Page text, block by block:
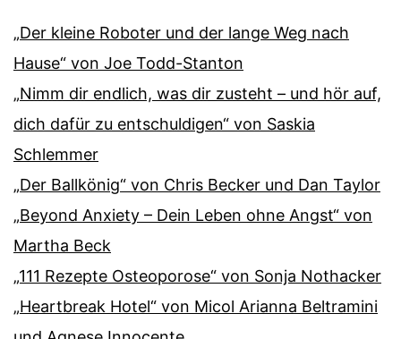
„Der kleine Roboter und der lange Weg nach
Hause“ von Joe Todd-Stanton
„Nimm dir endlich, was dir zusteht – und hör auf,
dich dafür zu entschuldigen“ von Saskia
Schlemmer
„Der Ballkönig“ von Chris Becker und Dan Taylor
„Beyond Anxiety – Dein Leben ohne Angst“ von
Martha Beck
„111 Rezepte Osteoporose“ von Sonja Nothacker
„Heartbreak Hotel“ von Micol Arianna Beltramini